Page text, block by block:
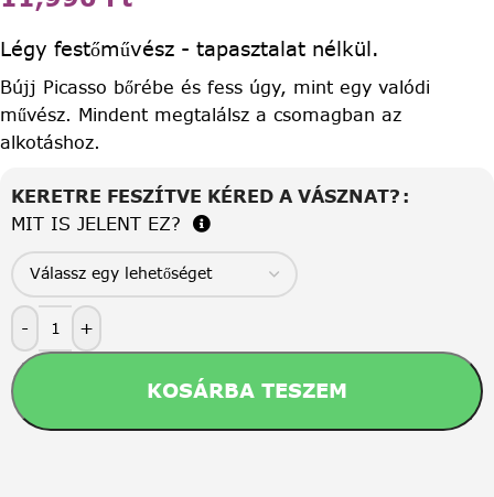
Légy festőművész - tapasztalat nélkül.
Bújj Picasso bőrébe és fess úgy, mint egy valódi
művész. Mindent megtalálsz a csomagban az
alkotáshoz.
KERETRE FESZÍTVE KÉRED A VÁSZNAT?
MIT IS JELENT EZ?
- +
KOSÁRBA TESZEM